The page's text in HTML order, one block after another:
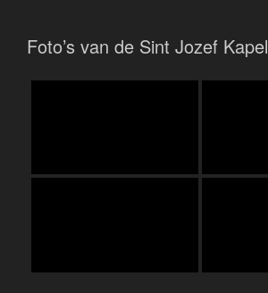
Foto’s van de Sint Jozef Kapel